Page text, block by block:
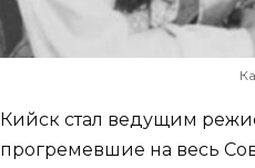
Кийск стал ведущим
прогремевшие на весь